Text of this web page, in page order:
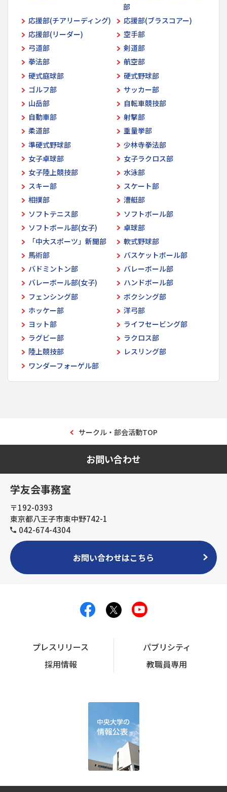
部
応援部(チアリーディング)
応援部(ブラスコアー)
応援部(リーダー)
空手部
弓道部
剣道部
拳法部
航空部
硬式庭球部
硬式野球部
ゴルフ部
サッカー部
山岳部
自転車競技部
自動車部
射撃部
柔道部
重量挙部
準硬式野球部
少林寺拳法部
女子卓球部
女子ラクロス部
女子陸上競技部
水泳部
スキー部
スケート部
相撲部
漕艇部
ソフトテニス部
ソフトボール部
ソフトボール部(女子)
卓球部
「中大スポーツ」新聞部
軟式野球部
馬術部
バスケットボール部
バドミントン部
バレーボール部
バレーボール部(女子)
ハンドボール部
フェンシング部
ボクシング部
ホッケー部
洋弓部
ヨット部
ライフセービング部
ラグビー部
ラクロス部
陸上競技部
レスリング部
ワンダーフォーゲル部
サークル・部会活動TOP
お問い合わせ
学友会事務室
〒192-0393
東京都八王子市東中野742-1
042-674-4304
お問い合わせはこちら
プレスリリース
パブリシティ
採用情報
教職員専用